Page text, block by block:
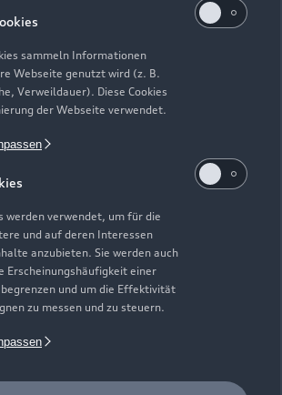
sammeln Informationen
Webseite genutzt wird (z. B.
Verweildauer). Diese Cookies
der Webseite verwendet.
werden verwendet, um für die
und auf deren Interessen
anzubieten. Sie werden auch
Erscheinungshäufigkeit einer
und um die Effektivität
zu messen und zu steuern.
Alle Rechte vorbehalten